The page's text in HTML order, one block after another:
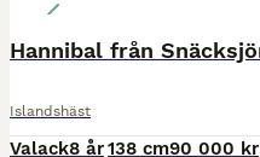
Islandshäst
Valack8 år138 cm90 000 kr